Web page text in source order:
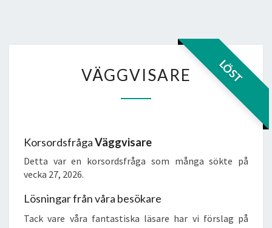
LÖST
VÄGGVISARE
VÄGGVISARE
KorsordsfrågaVäggvisare
Detta var en korsordsfråga som många sökte på
vecka 27, 2026.
Lösningar från våra besökare
Tack vare våra fantastiska läsare har vi förslag på